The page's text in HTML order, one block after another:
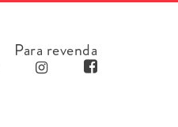
Para revenda